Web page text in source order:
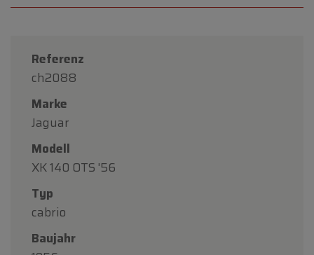
Referenz
ch2088
Marke
Jaguar
Modell
XK 140 OTS '56
Typ
cabrio
Baujahr
Oldtimerfarm
Liebe Kundinnen und Kunden,